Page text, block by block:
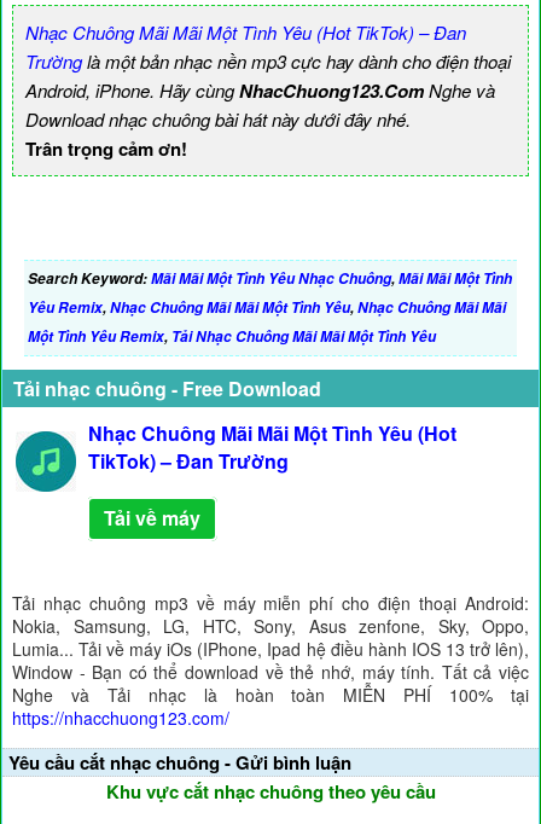
Nhạc Chuông Mãi Mãi Một Tình Yêu (Hot TikTok) – Đan
Trườnglà một bản nhạc nền mp3 cực hay dành cho điện thoại
Android, iPhone. Hãy cùngNhacChuong123.ComNghe và
Download nhạc chuông bài hát này dưới đây nhé.
Trân trọng cảm ơn!
Search Keyword:Mãi Mãi Một Tình Yêu Nhạc Chuông,Mãi Mãi Một Tình
Yêu Remix,Nhạc Chuông Mãi Mãi Một Tình Yêu,Nhạc Chuông Mãi Mãi
Một Tình Yêu Remix, Tải Nhạc Chuông Mãi Mãi Một Tình Yêu
Tải nhạc chuông - Free Download
Nhạc Chuông Mãi Mãi Một Tình Yêu (Hot
TikTok) – Đan Trường
Tải về máy
Tải nhạc chuông mp3 về máy miễn phí cho điện thoại Android:
Nokia, Samsung, LG, HTC, Sony, Asus zenfone, Sky, Oppo,
Lumia... Tải về máy iOs (IPhone, Ipad hệ điều hành IOS 13 trở lên),
Window - Bạn có thể download về thẻ nhớ, máy tính. Tất cả việc
Nghe và Tải nhạc là hoàn toàn MIỄN PHÍ 100% tại
https://nhacchuong123.com/
Yêu cầu cắt nhạc chuông - Gửi bình luận
Khu vực cắt nhạc chuông theo yêu cầu